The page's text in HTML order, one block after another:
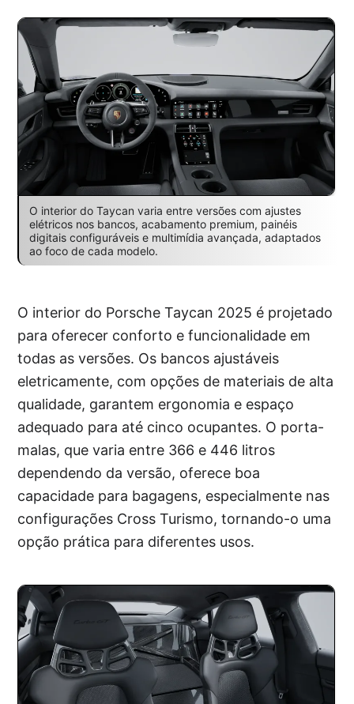
O interior do Taycan varia entre versões com ajustes
elétricos nos bancos, acabamento premium, painéis
digitais configuráveis e multimídia avançada, adaptados
ao foco de cada modelo.
O interior do Porsche Taycan 2025 é projetado
para oferecer conforto e funcionalidade em
todas as versões. Os bancos ajustáveis
eletricamente, com opções de materiais de alta
qualidade, garantem ergonomia e espaço
adequado para até cinco ocupantes. O porta-
malas, que varia entre 366 e 446 litros
dependendo da versão, oferece boa
capacidade para bagagens, especialmente nas
configurações Cross Turismo, tornando-o uma
opção prática para diferentes usos.